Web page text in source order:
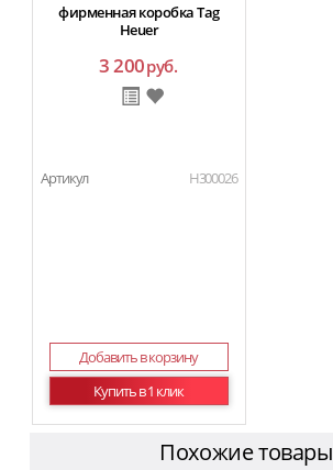
фирменная коробка Tag
Heuer
3 200руб.
Артикул H300026
Добавить в корзину
Купить в 1 клик
Похожие товары